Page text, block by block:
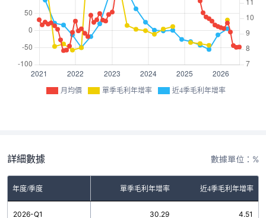
月均價 單季毛利年增率 近4季毛利年增率
詳細數據 數據單位：%
年度/季度 單季毛利年增率 近4季毛利年增率
2026-Q1 30.29 4.51